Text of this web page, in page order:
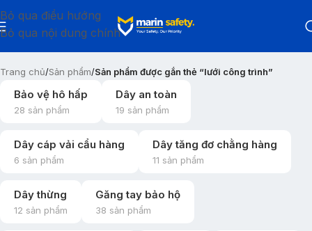
Bỏ qua điều hướng
Bỏ qua nội dung chính
Trang chủ/Sản phẩm/Sản phẩm được gắn thẻ “lưới công trình”
Bảo vệ hô hấp
28 sản phẩm
Dây an toàn
19 sản phẩm
Dây cáp vải cẩu hàng
6 sản phẩm
Dây tăng đơ chằng hàng
11 sản phẩm
Dây thừng
12 sản phẩm
Găng tay bảo hộ
38 sản phẩm